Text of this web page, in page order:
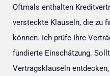
Oftmals enthalten
versteckte Klauseln, die zu
können. Ich prüfe Ihre
fundierte Einschätzung.
Vertragsklauseln